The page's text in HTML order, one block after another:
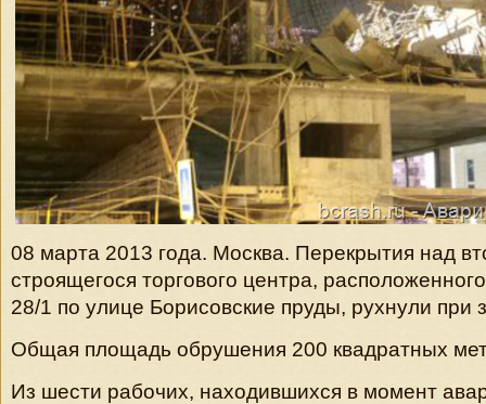
08 марта 2013 года. Москва. Перекрытия над
строящегося торгового центра,
28/1 по улице Борисовские пруды, рухнули при
Общая площадь обрушения 200 квадратных
Из шести рабочих, находившихся в момент